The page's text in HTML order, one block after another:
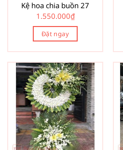
Kệ hoa chia buồn 27
1.550.000₫
Đặt ngay